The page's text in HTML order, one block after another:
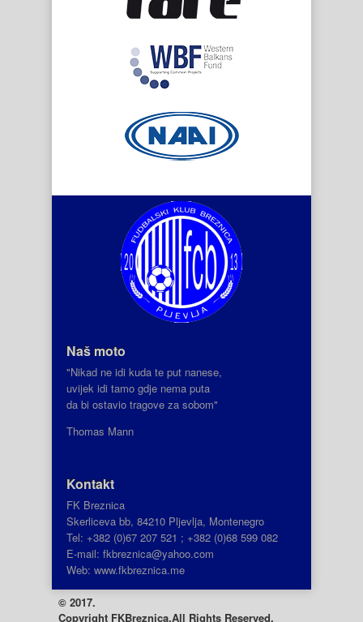
Naš moto
"Nikad ne idi kuda te put nanese,
uvijek idi tamo gdje nema puta
da bi ostavio tragove za sobom"
Thomas Mann
Kontakt
FK Breznica
Skerliceva bb, 84210 Pljevlja, Montenegro
Tel: +382 (0)67 207 521 ; +382 (0)68 599 082
E-mail: fkbreznica@yahoo.com
Web: www.fkbreznica.me
© 2017.
Copyright FKBreznica.All Rights Reserved.